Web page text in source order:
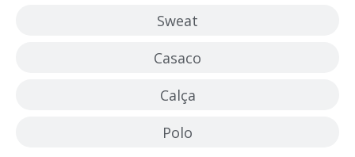
Sweat
Casaco
Calça
Polo